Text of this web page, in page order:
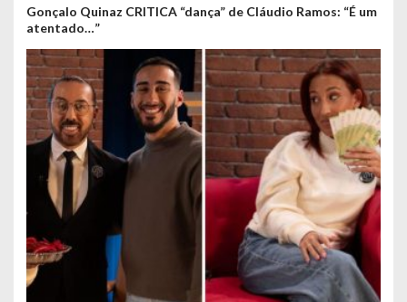
Gonçalo Quinaz CRITICA “dança” de Cláudio Ramos: “É um
atentado…”